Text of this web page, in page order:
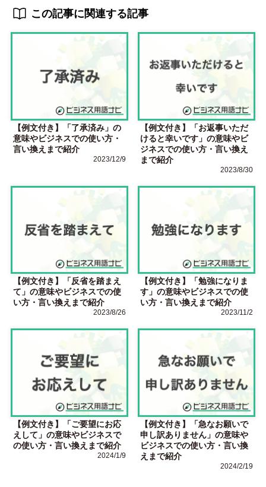
この記事に関連する記事
【例文付き】「了承済み」の
意味やビジネスでの使い方・
言い換えまで紹介
2023/12/9
【例文付き】「お返事いただ
けると幸いです」の意味やビ
ジネスでの使い方・言い換え
まで紹介
2023/8/30
【例文付き】「反省を踏まえ
て」の意味やビジネスでの使
い方・言い換えまで紹介
2023/8/26
【例文付き】「勉強になりま
す」の意味やビジネスでの使
い方・言い換えまで紹介
2023/11/2
【例文付き】「ご要望にお応
えして」の意味やビジネスで
の使い方・言い換えまで紹介
2024/1/9
【例文付き】「急なお願いで
申し訳ありません」の意味や
ビジネスでの使い方・言い換
えまで紹介
2024/2/19